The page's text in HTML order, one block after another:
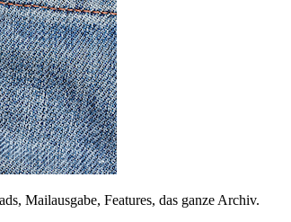
Mailausgabe, Features, das ganze Archiv.